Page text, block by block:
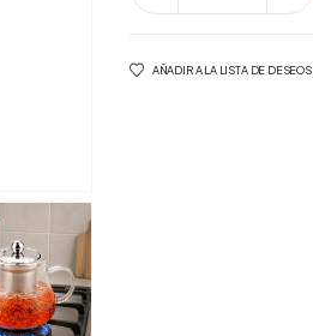
AÑADIR A LA LISTA DE DESEOS